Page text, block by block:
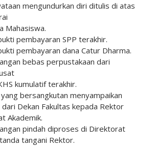
mengundurkan diri ditulis di atas
Mahasiswa.
pembayaran SPP terakhir.
pembayaran dana Catur Dharma.
bebas perpustakaan dari
kumulatif terakhir.
bersangkutan menyampaikan
Dekan Fakultas kepada Rektor
Akademik.
pindah diproses di Direktorat
tangani Rektor.